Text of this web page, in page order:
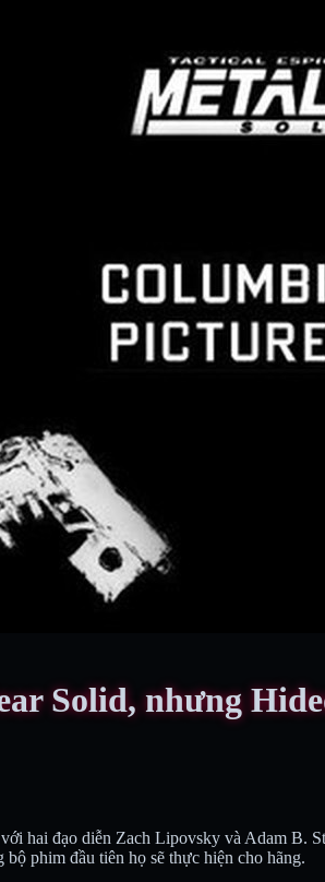
Solid, nhưng
hai đạo diễn Zach Lipovsky và Adam B.
phim đầu tiên họ sẽ thực hiện cho hãng.